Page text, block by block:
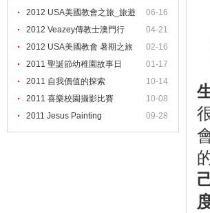
06-16
2012 USA美國教會之旅_旅遊
04-21
2012 Veazey傳教士澳門行
02-16
2012 USA美國教會 暑期之旅
01-17
2011 聖誕節幼稚園故事日
10-14
2011 自我價值的探索
10-08
2011 喜樂校園攝影比賽
09-28
2011 Jesus Painting